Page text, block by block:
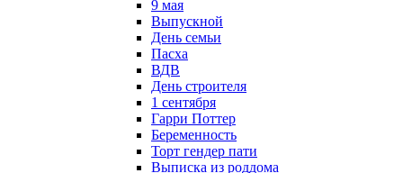
9 мая
Выпускной
День семьи
Пасха
ВДВ
День строителя
1 сентября
Гарри Поттер
Беременность
Торт гендер пати
Выписка из роддома